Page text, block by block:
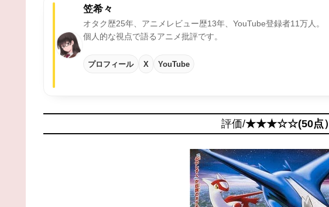
笠希々
オタク歴25年、アニメレビュー歴13年、YouTube登録者11万人。
個人的な視点で語るアニメ批評です。
プロフィール X YouTube
評価/★★★☆☆(50点）